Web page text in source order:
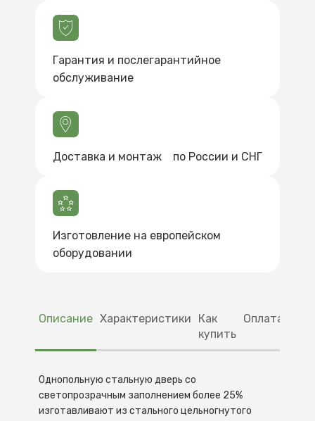
Гарантия и послегарантийное
обслуживание
Доставка и монтаж по России и СНГ
Изготовление на европейском
оборудовании
Описание Характеристики
Как
купить
Оплата
Однопольную стальную дверь со
светопрозрачным заполнением более 25%
изготавливают из стального цельногнутого
Характеристики
Как купить
Способы оплаты
Доставка